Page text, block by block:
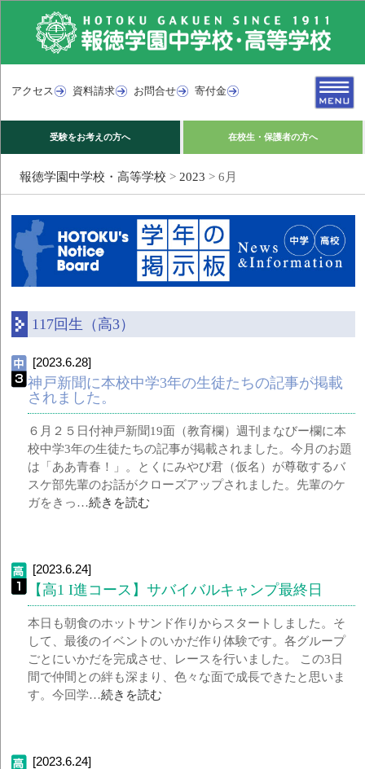
アクセス 資料請求 お問合せ 寄付金
受験をお考えの方へ 在校生・保護者の方へ
報徳学園中学校・高等学校 > 2023 > 6月
117回生（高3）
[2023.6.28]
神戸新聞に本校中学3年の生徒たちの記事が掲載
されました。
６月２５日付神戸新聞19面（教育欄）週刊まなびー欄に本
校中学3年の生徒たちの記事が掲載されました。今月のお題
は「ああ青春！」。とくにみやび君（仮名）が尊敬するバ
スケ部先輩のお話がクローズアップされました。先輩のケ
ガをきっ…続きを読む
[2023.6.24]
【高1 I進コース】サバイバルキャンプ最終日
本日も朝食のホットサンド作りからスタートしました。そ
して、最後のイベントのいかだ作り体験です。各グループ
ごとにいかだを完成させ、レースを行いました。 この3日
間で仲間との絆も深まり、色々な面で成長できたと思いま
す。今回学…続きを読む
[2023.6.24]